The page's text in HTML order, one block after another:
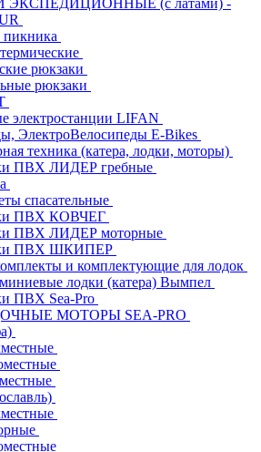
рюкзаки
рюкзаки
электростанции LIFAN
ЭлектроВелосипеды E-Bikes
техника (катера, лодки, моторы)
ПВХ ЛИДЕР гребные
спасательные
ПВХ КОВЧЕГ
ПВХ ЛИДЕР моторные
ПВХ ШКИПЕР
и комплектующие для лодок
лодки (катера) Вымпел
ПВХ Sea-Pro
МОТОРЫ SEA-PRO